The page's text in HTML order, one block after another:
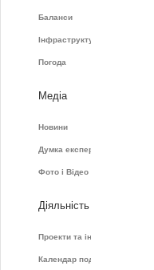
Баланси
Інфраструктура
Погода
Медіа
Новини
Думка експертів
Фото і Відео
Діяльність
Проекти та ініціативи
Календар подій